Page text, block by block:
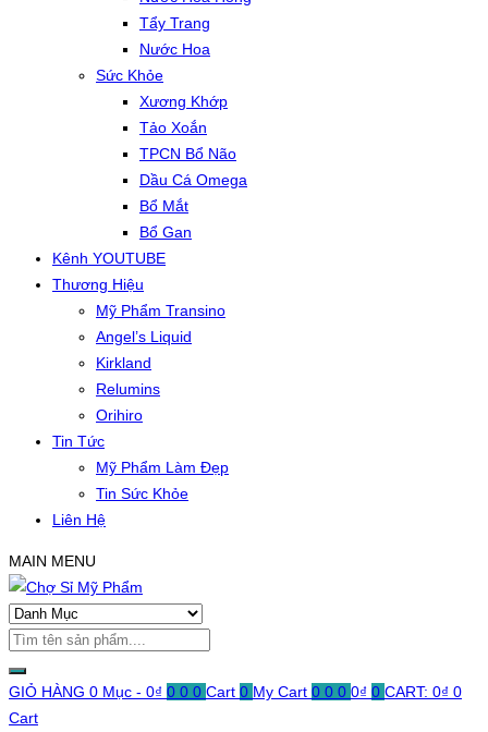
Tẩy Trang
Nước Hoa
Sức Khỏe
Xương Khớp
Tảo Xoắn
TPCN Bổ Não
Dầu Cá Omega
Bổ Mắt
Bổ Gan
Kênh YOUTUBE
Thương Hiệu
Mỹ Phẩm Transino
Angel’s Liquid
Kirkland
Relumins
Orihiro
Tin Tức
Mỹ Phẩm Làm Đẹp
Tin Sức Khỏe
Liên Hệ
MAIN MENU
GIỎ HÀNG 0 Mục - 0₫ 0 0 0 Cart 0 My Cart 0 0 0 0₫ 0 CART: 0₫ 0
Cart